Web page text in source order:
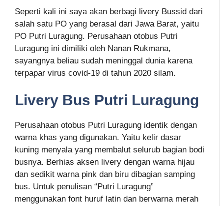
Seperti kali ini saya akan berbagi livery Bussid dari
salah satu PO yang berasal dari Jawa Barat, yaitu
PO Putri Luragung. Perusahaan otobus Putri
Luragung ini dimiliki oleh Nanan Rukmana,
sayangnya beliau sudah meninggal dunia karena
terpapar virus covid-19 di tahun 2020 silam.
Livery Bus Putri Luragung
Perusahaan otobus Putri Luragung identik dengan
warna khas yang digunakan. Yaitu kelir dasar
kuning menyala yang membalut selurub bagian bodi
busnya. Berhias aksen livery dengan warna hijau
dan sedikit warna pink dan biru dibagian samping
bus. Untuk penulisan “Putri Luragung”
menggunakan font huruf latin dan berwarna merah